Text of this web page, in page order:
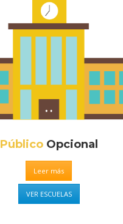
PúblicoOpcional
Leer más
VER ESCUELAS